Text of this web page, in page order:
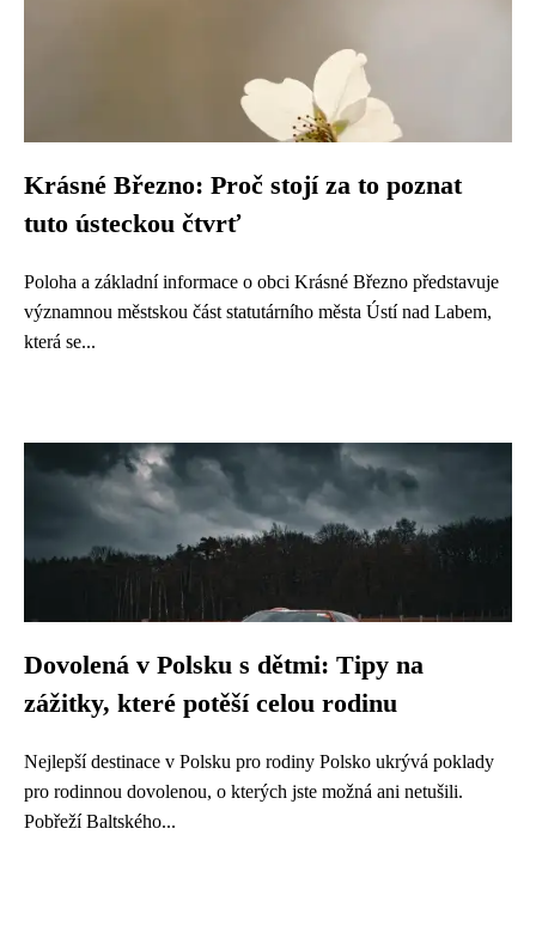
Krásné Březno: Proč stojí za to poznat
tuto ústeckou čtvrť
Poloha a základní informace o obci Krásné Březno představuje
významnou městskou část statutárního města Ústí nad Labem,
která se...
Dovolená v Polsku s dětmi: Tipy na
zážitky, které potěší celou rodinu
Nejlepší destinace v Polsku pro rodiny Polsko ukrývá poklady
pro rodinnou dovolenou, o kterých jste možná ani netušili.
Pobřeží Baltského...